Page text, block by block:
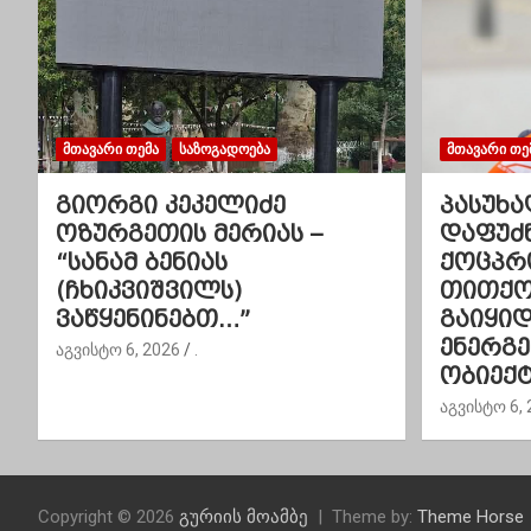
ნ
ა
ვ
ი
გ
ა
ც
ᲛᲗᲐᲕᲐᲠᲘ ᲗᲔᲛᲐ ᲡᲐᲖᲝᲒᲐᲓᲝᲔᲑᲐ
გიორგი კეკელიძე
ოზურგეთის მერიას –
“სანამ ბენიას
(ჩხიკვიშვილს)
ვაწყენინებთ…”
აგვისტო 6, 2026
ᲛᲗᲐᲕᲐᲠᲘ
აგვისტო 6,
Copyright © 2026 გურიის მოამბე Theme by: Theme Horse